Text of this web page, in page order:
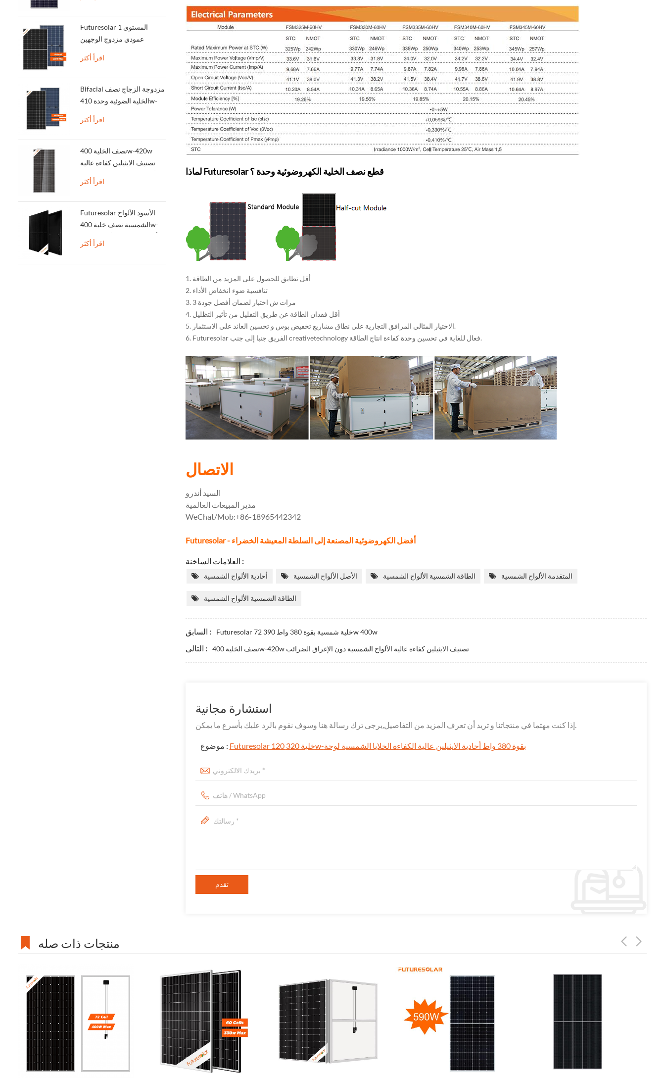
لماذا Futuresolar قطع نصف الخلية الكهروضوئية وحدة ؟
1. أقل تطابق للحصول على المزيد من الطاقة
2. تنافسية ضوء انخفاض الأداء
3.
3 مرات ش اختبار لضمان أفضل جودة
4. أقل فقدان الطاقة عن طريق التقليل من تأثير التظليل
5. الاختيار المثالي المرافق التجارية على نطاق مشاريع تخفيض بوس و تحسين العائد على الاستثمار.
6. Futuresolar الفريق جنبا إلى جنب creativetechnology فعال للغاية في تحسين وحدة كفاءة انتاج الطاقة.
الاتصال
السيد أندرو
مدير المبيعات العالمية
WeChat/Mob:+86-18965442342
Futuresolar - أفضل الكهروضوئية المصنعة إلى السلطة المعيشة الخضراء
العلامات الساخنة :
أحادية الألواح الشمسية الأصل الألواح الشمسية الطاقة الشمسية الألواح الشمسية المتقدمة الألواح الشمسية
الطاقة الشمسية الألواح الشمسية
السابق : Futuresolar 72 خلية شمسية بقوة 380 واط 390w 400w
التالى : نصف الخلية 400w-420w تصنيف الايثيلين كفاءة عالية الألواح الشمسية دون الإغراق الضرائب
استشارة مجانية
موضوع : Futuresolar 120 خلية 320w-بقوة 380 واط أحادية الايثيلين عالية الكفاءة الخلايا الشمسية لوحة
Futuresolar المستوى 1
عمودي مزدوج الوجهين
اقرأ أكثر
Bifacial مزدوجة الزجاج نصف
الخلية الضوئية وحدة 410w-
اقرأ أكثر
نصف الخلية 400w-420w
تصنيف الايثيلين كفاءة عالية
الضرائب
اقرأ أكثر
Futuresolar الأسود الألواح
الشمسية نصف خلية 400w-
الشمسية
اقرأ أكثر
منتجات ذات صله